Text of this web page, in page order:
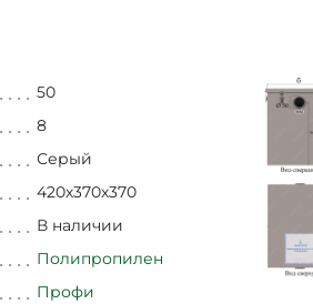
50
8
Серый
420х370х370
В наличии
Полипропилен
Профи